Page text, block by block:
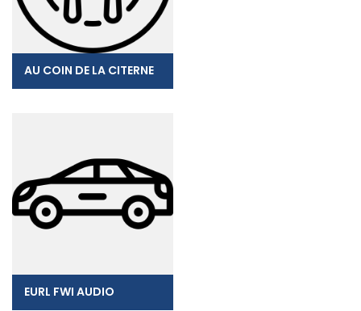
AU COIN DE LA CITERNE
EURL FWI AUDIO